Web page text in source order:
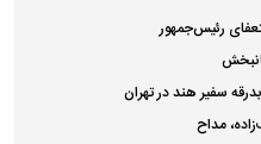
رئیس‌جمهور
سفیر هند در تهران
مداح